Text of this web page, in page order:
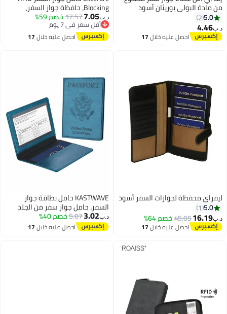
من مادة البولي يوريثان أسود
5.0
2
د.ب‏4.46
احصل عليه خلال17
Blocking، حافظة جواز السفر،
محفظة سفر من الجلد الصناعي
لجواز السفر وبطاقات الائتمان،
محفظة بطاقات سفر كبيرة الحجم
قابلة للطي مع سحاب
د.ب‏7.05
17.57خصم 59%
أقل سعر في 7 يوم
أقل سعر في 7 يوماحصل عليه خلال17
ليفراي محفظة لجوازات السفر أسود
5.0
1
د.ب‏16.19
45.05خصم 64%
احصل عليه خلال17
اغسطس
KASTWAVE حامل بطاقة جواز
السفر، حامل جواز سفر من الجلد
الصناعي مع فتحة لبطاقة اللقاح،
مقاوم للماء، حافظة حماية لجواز
السفر
د.ب‏3.02
5.07خصم 40%
احصل عليه خلال17
اغسطس